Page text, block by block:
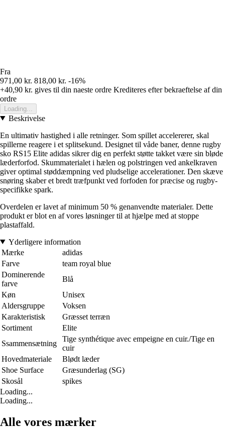
Fra
971,00 kr. 818,00 kr. -16%
+40,90 kr. gives til din naeste ordre Krediteres efter bekraeftelse af din
ordre
Loading...
Beskrivelse
En ultimativ hastighed i alle retninger. Som spillet accelererer, skal
spillerne reagere i et splitsekund. Designet til våde baner, denne rugby
sko RS15 Elite adidas sikrer dig en perfekt støtte takket være sin bløde
læderforfod. Skummaterialet i hælen og polstringen ved ankelkraven
giver optimal støddæmpning ved pludselige accelerationer. Den skæve
snøring skaber et bredt træfpunkt ved forfoden for præcise og rugby-
specifikke spark.
Overdelen er lavet af minimum 50 % genanvendte materialer. Dette
produkt er blot en af vores løsninger til at hjælpe med at stoppe
plastaffald.
Yderligere information
Mærke
adidas
Farve
team royal blue
Dominerende
farve
Blå
Køn
Unisex
Aldersgruppe
Voksen
Karakteristisk
Græsset terræn
Sortiment
Elite
Ssammensætning
Tige synthétique avec empeigne en cuir./Tige en
cuir
Hovedmateriale
Blødt læder
Shoe Surface
Græsunderlag (SG)
Skosål
spikes
Loading...
Loading...
Alle vores mærker